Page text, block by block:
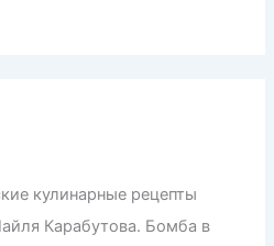
кулинарные рецепты
Карабутова. Бомба в